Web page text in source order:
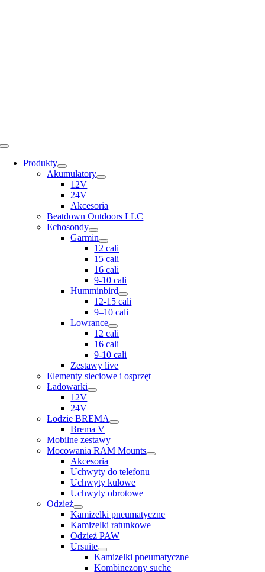
Toggle
NavigationProdukty
Akumulatory
12V
24V
Akcesoria
Beatdown Outdoors LLC
Echosondy
Garmin
12 cali
15 cali
16 cali
9-10 cali
Humminbird
12-15 cali
9–10 cali
Lowrance
12 cali
16 cali
9-10 cali
Zestawy live
Elementy sieciowe i osprzęt
Ładowarki
12V
24V
Łodzie BREMA
Brema V
Mobilne zestawy
Mocowania RAM Mounts
Akcesoria
Uchwyty do telefonu
Uchwyty kulowe
Uchwyty obrotowe
Odzież
Kamizelki pneumatyczne
Kamizelki ratunkowe
Odzież PAW
Ursuite
Kamizelki pneumatyczne
Kombinezony suche